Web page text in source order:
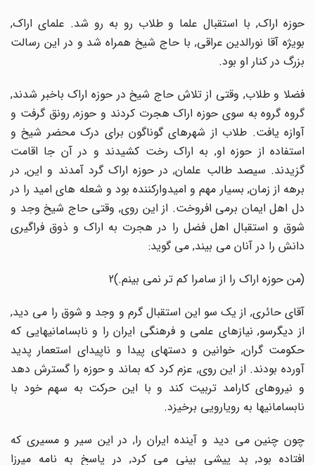
حوزه اراک, با استقبال علما و طلاب رو به رو شد. علمای اراک,
بویژه آقا نورالدین عراقی, با حاج شیخ همراه شد و در این رسالت
بزرگ در کنار او بود.
فضلا و طلاب, وقتی از تلاش حاج شیخ در حوزه اراک باخبر شدند,
گروه گروه به سوی حوزه اراک هجرت کردند و حوزه, رونق گرفت و
آوازه یافت. طلاب از شهرهای گوناگون برای درک محضر شیخ و
استفاده از حوزه او, به اراک رخت کشیدند و در آن جا اقامت
گزیدند. سیصد طالب علمان, در حوزه اراک گرد آمدند و این, در
برهه از زمان, بسیار مهم و امیدوارکننده بود و شعله های امید را در
دل اهل ایمان برمی افروخت. از این روی, وقتی حاج شیخ وجد و
شوق و استقبال اهل فضل را در هجرت به اراک و ذوق فراگیری
دانش را در آنان می بیند, می گوید:
(من حوزه اراک را از سامرا کم تر نمی بینم.)2
آقای حائری, از یک سو این استقبال گرم و وجد و شوق را می دید,
از دیگرسو, نیازهای علمی و فرهنگی ایران را و نابسامانیهایی که
حکومت گران, خوانین و دستهای پیدا و ناپیدای استعمار پدید
آورده بودند. از این روی, عزم کرد که بماند و حوزه را گسترش دهد
و نیروهای کارامد تربیت کند و با این حرکت به سهم خود با
نابسامانیها به رویارویی برخیزد.
چون چنین می دید و آینده ایران را, در این سیر و مسیری که
افتاده بود, بد پیشی بینی می کرد, در پاسخ به نامه میرزا